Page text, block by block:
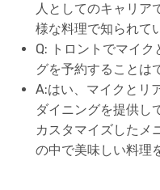
人としてのキャリア
様な料理で知られて
Q: トロントでマイ
グを予約することは
A:はい、マイクとリ
ダイニングを提供し
カスタマイズしたメ
の中で美味しい料理